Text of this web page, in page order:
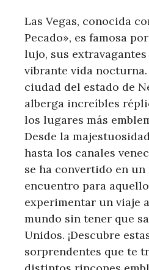
Las Vegas, conocida
Pecado», es famosa
lujo, sus
vibrante vida
ciudad del estado de
alberga increíbles
los lugares más
Desde la
hasta los canales
se ha convertido en
encuentro para
experimentar un viaje
mundo sin tener que
Unidos. ¡Descubre
sorprendentes que te